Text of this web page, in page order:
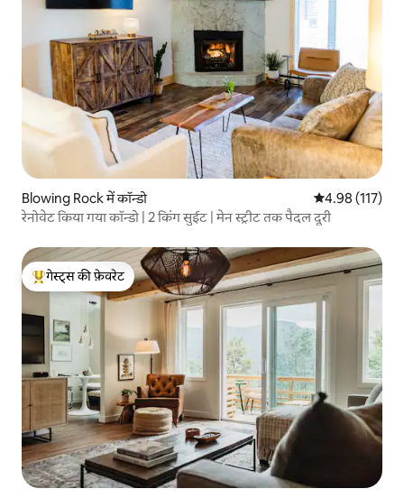
Blowing Rock में कॉन्डो औसत रेटिंग 5 में से
4.98 (117)
रेनोवेट किया गया कॉन्डो | 2 किंग सुईट | मेन स्ट्रीट तक पैदल दूरी
गेस्ट्स का टॉप फ़ेवरेट
गेस्ट्स की फ़ेवरेट